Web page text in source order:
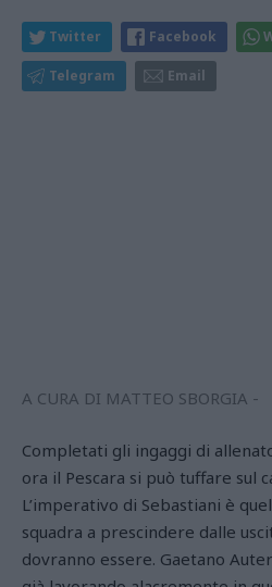
Twitter Facebook
Telegram Email
A CURA DI MATTEO SBORGIA -
Completati gli ingaggi di
ora il Pescara si può tuffare sul
L’imperativo di Sebastiani è
squadra a prescindere dalle
dovranno essere. Gaetano